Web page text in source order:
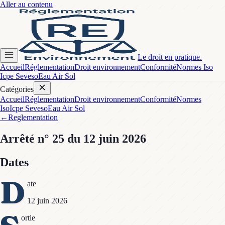
Aller au contenu
Le droit en pratique.
AccueilRéglementationDroit environnementConformitéNormes Iso
Icpe SevesoEau Air Sol
Catégories
AccueilRéglementationDroit environnementConformitéNormes
IsoIcpe SevesoEau Air Sol
←Reglementation
Arrêté n° 25 du 12 juin 2026
Dates
D ate
12 juin 2026
ortie